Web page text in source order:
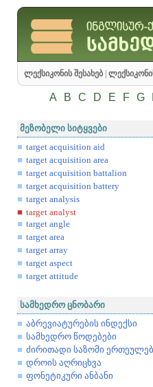
ლექსიკონის შესახებ
A B C D E F G
მეზობელი სიტყვები
target acquisition aid
target acquisition area
target acquisition battalion
target acquisition battery
target analysis
target analyst
target angle
target area
target array
target aspect
target attitude
სამხედრო ცნობარი
აბრევიატურების ინდექსი
სამხედრო წოდებები
ძირითადი საზომი
დროის აღრიცხვა
ფონეტიკური ანბანი